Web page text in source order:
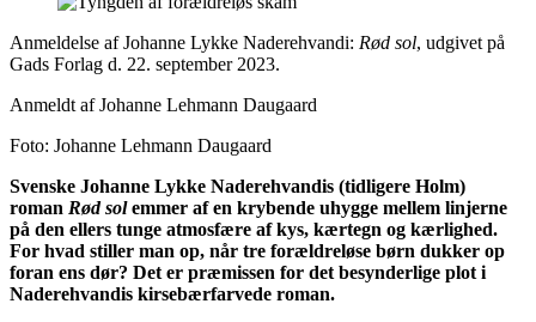
Anmeldelse af Johanne Lykke Naderehvandi: Rød sol, udgivet på
Gads Forlag d. 22. september 2023.
Anmeldt af Johanne Lehmann Daugaard
Foto: Johanne Lehmann Daugaard
Svenske Johanne Lykke Naderehvandis (tidligere Holm)
roman Rød solemmer af en krybende uhygge mellem linjerne
på den ellers tunge atmosfære af kys, kærtegn og kærlighed.
For hvad stiller man op, når tre forældreløse børn dukker op
foran ens dør? Det er præmissen for det besynderlige plot i
Naderehvandis kirsebærfarvede roman.